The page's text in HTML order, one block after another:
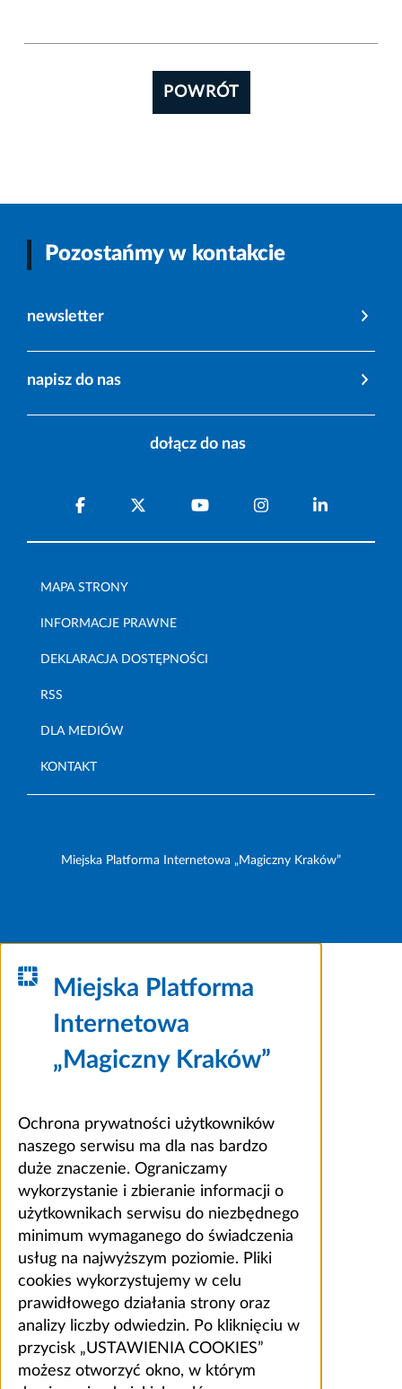
POWRÓT
Pozostańmy w kontakcie
newsletter
napisz do nas
dołącz do nas
MAPA STRONY
INFORMACJE PRAWNE
DEKLARACJA DOSTĘPNOŚCI
RSS
DLA MEDIÓW
KONTAKT
Miejska Platforma Internetowa „Magiczny Kraków”
Miejska Platforma
Internetowa
„Magiczny Kraków”
Ochrona prywatności użytkowników
naszego serwisu ma dla nas bardzo
duże znaczenie. Ograniczamy
wykorzystanie i zbieranie informacji o
użytkownikach serwisu do niezbędnego
minimum wymaganego do świadczenia
usług na najwyższym poziomie. Pliki
cookies wykorzystujemy w celu
prawidłowego działania strony oraz
analizy liczby odwiedzin. Po kliknięciu w
przycisk „USTAWIENIA COOKIES”
możesz otworzyć okno, w którym